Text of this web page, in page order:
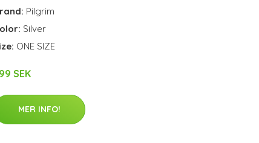
Pilgrim
Silver
ONE SIZE
SEK
MER INFO!